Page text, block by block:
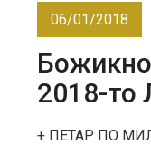
06/01/2018
2018-то
+ ПЕТАР ПО